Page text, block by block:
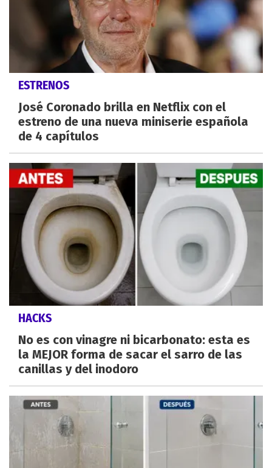
ESTRENOS
José Coronado brilla en Netflix con el
estreno de una nueva miniserie española
de 4 capítulos
HACKS
No es con vinagre ni bicarbonato: esta es
la MEJOR forma de sacar el sarro de las
canillas y del inodoro